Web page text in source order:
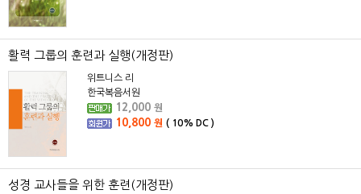
활력 그룹의 훈련과 실행(개정판)
위트니스 리
한국복음서원
12,000 원
10,800 원 ( 10% DC )
성경 교사들을 위한 훈련(개정판)